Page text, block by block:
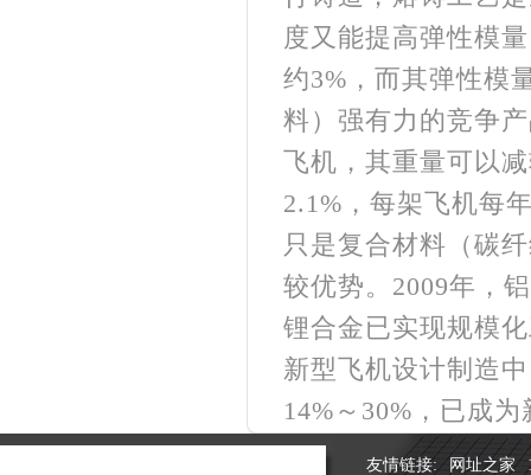
度又能提高弹性模
约3%，而其弹性模
料）强有力的竞争
飞机，其重量可以
2.1%，每架飞机每
只是复合材料（碳
较优势。2009年，
锂合金已实现规模
新型飞机设计制造
14%～30%，已成
友情链接: 网址之家